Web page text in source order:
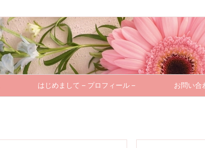
はじめまして – プロフィール – お問い合